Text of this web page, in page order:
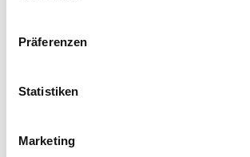
Informationen über Ihre
können
bestimmten Merkmalen
Erfahren Sie mehr darüber, wie Ihre
Präferenzen
Statistiken
Marketing
Private seller